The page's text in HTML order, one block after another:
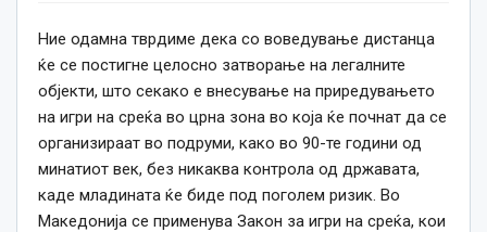
Ние одамна тврдиме дека со воведување дистанца
ќе се постигне целосно затворање на легалните
објекти, што секако е внесување на приредувањето
на игри на среќа во црна зона во која ќе почнат да се
организираат во подруми, како во 90-те години од
минатиот век, без никаква контрола од државата,
каде младината ќе биде под поголем ризик. Во
Македонија се применува Закон за игри на среќа, кои